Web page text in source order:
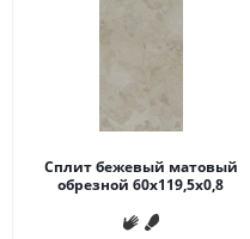
Сплит бежевый матовый
обрезной 60x119,5x0,8